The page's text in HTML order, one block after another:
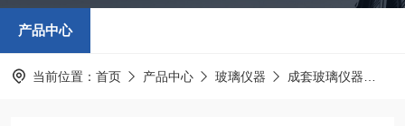
产品中心
当前位置： 首页 产品中心 玻璃仪器 成套玻璃仪器